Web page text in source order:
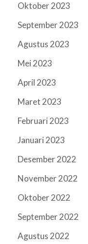
Oktober 2023
September 2023
Agustus 2023
Mei 2023
April 2023
Maret 2023
Februari 2023
Januari 2023
Desember 2022
November 2022
Oktober 2022
September 2022
Agustus 2022